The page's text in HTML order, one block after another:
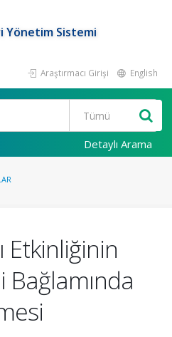
Yönetim Sistemi
Araştırmacı Girişi English
Detaylı Arama
Etkinliğinin
Bağlamında